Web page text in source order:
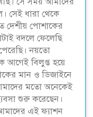
সেই ধারা থেকে
দেশীয় পোশাকের
বদলে ফেলেছি
নয়তো
আগেই বিলুপ্ত হয়ে
মান ও ডিজাইনে
মতো অনেকেই
শুরু করেছেন।
এই ফ্যাশন